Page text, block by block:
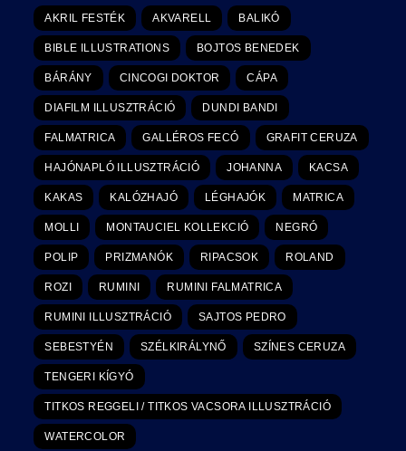
AKRIL FESTÉK AKVARELL BALIKÓ
BIBLE ILLUSTRATIONS BOJTOS BENEDEK
BÁRÁNY CINCOGI DOKTOR CÁPA
DIAFILM ILLUSZTRÁCIÓ DUNDI BANDI
FALMATRICA GALLÉROS FECÓ GRAFIT CERUZA
HAJÓNAPLÓ ILLUSZTRÁCIÓ JOHANNA KACSA
KAKAS KALÓZHAJÓ LÉGHAJÓK MATRICA
MOLLI MONTAUCIEL KOLLEKCIÓ NEGRÓ
POLIP PRIZMANÓK RIPACSOK ROLAND
ROZI RUMINI RUMINI FALMATRICA
RUMINI ILLUSZTRÁCIÓ SAJTOS PEDRO
SEBESTYÉN SZÉLKIRÁLYNŐ SZÍNES CERUZA
TENGERI KÍGYÓ
TITKOS REGGELI / TITKOS VACSORA ILLUSZTRÁCIÓ
WATERCOLOR